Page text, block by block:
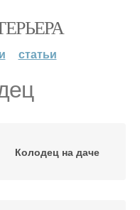
статьи
Колодец на даче